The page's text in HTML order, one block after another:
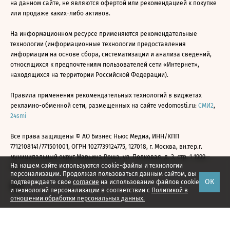
На нашем сайте используются cookie-файлы и технологии
персонализации. Продолжая пользоваться данным сайтом, вы
подтверждаете свое согласие на использование файлов cookie
и технологий персонализации в соответствии с Политикой в
отношении обработки персональных данных.
ОК
на данном сайте, не являются офертой или рекомендацией к покупке
или продаже каких-либо активов.
На информационном ресурсе применяются рекомендательные
технологии (информационные технологии предоставления
информации на основе сбора, систематизации и анализа сведений,
относящихся к предпочтениям пользователей сети «Интернет»,
находящихся на территории Российской Федерации).
Правила применения рекомендательных технологий в виджетах
рекламно-обменной сети, размещенных на сайте vedomosti.ru: СМИ2,
24smi
Все права защищены © АО Бизнес Ньюс Медиа, ИНН/КПП
7712108141/771501001, ОГРН 1027739124775, 127018, г. Москва, вн.тер.г.
муниципальный округ Марьина Роща, ул. Полковая, д. 3, стр. 1 1999—
2026